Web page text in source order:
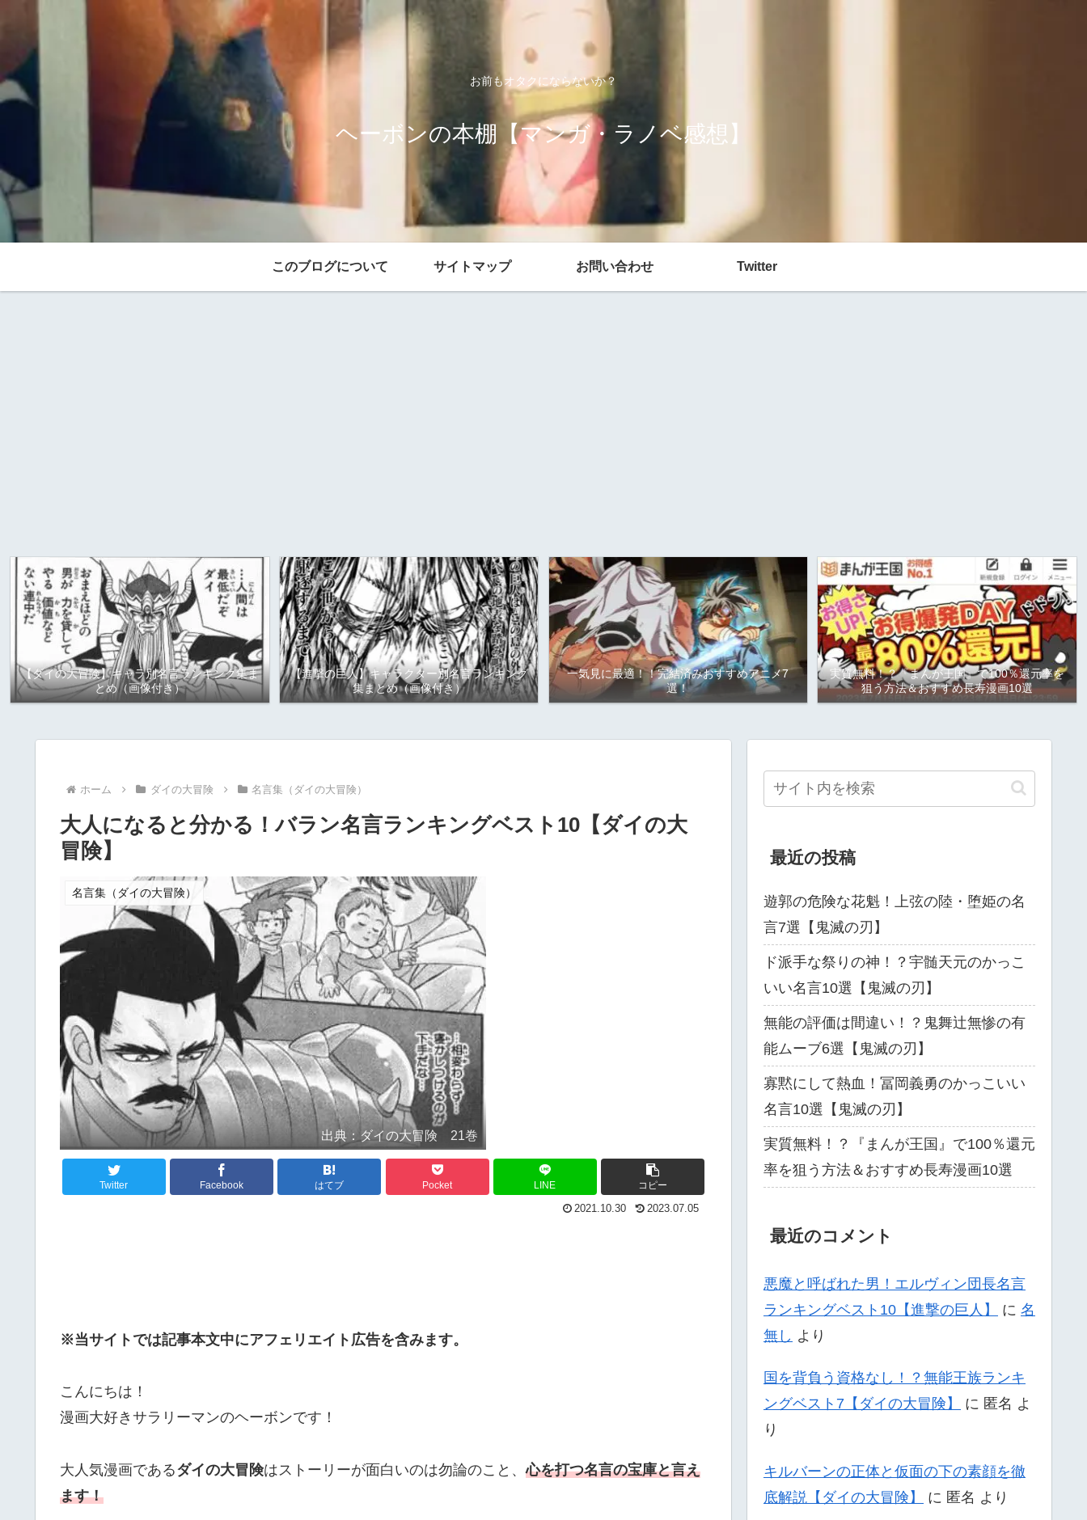
お前もオタクにならないか？
ヘーボンの本棚【マンガ・ラノベ感想】
このブログについて サイトマップ お問い合わせ Twitter
【ダイの大冒険】キャラ別名言ランキング集ま
とめ（画像付き）
【進撃の巨人】キャラクター別名言ランキング
集まとめ（画像付き）
一気見に最適！！完結済みおすすめアニメ7
選！
実質無料！？『まんが王国』で100％還元率を
狙う方法＆おすすめ長寿漫画10選
ホーム ダイの大冒険 名言集（ダイの大冒険）
大人になると分かる！バラン名言ランキングベスト10【ダイの大
冒険】
名言集（ダイの大冒険）
出典：ダイの大冒険 21巻
Twitter Facebook はてブ Pocket LINE コピー
2021.10.30 2023.07.05
※当サイトでは記事本文中にアフェリエイト広告を含みます。
こんにちは！
漫画大好きサラリーマンのヘーボンです！
大人気漫画であるダイの大冒険はストーリーが面白いのは勿論のこと、心を打つ名言の宝庫と言え
ます！
最近の投稿
遊郭の危険な花魁！上弦の陸・堕姫の名
言7選【鬼滅の刃】
ド派手な祭りの神！？宇髄天元のかっこ
いい名言10選【鬼滅の刃】
無能の評価は間違い！？鬼舞辻無惨の有
能ムーブ6選【鬼滅の刃】
寡黙にして熱血！冨岡義勇のかっこいい
名言10選【鬼滅の刃】
実質無料！？『まんが王国』で100％還元
率を狙う方法＆おすすめ長寿漫画10選
最近のコメント
悪魔と呼ばれた男！エルヴィン団長名言
ランキングベスト10【進撃の巨人】
に 名
無し より
国を背負う資格なし！？無能王族ランキ
ングベスト7【ダイの大冒険】
に 匿名 よ
り
キルバーンの正体と仮面の下の素顔を徹
底解説【ダイの大冒険】
に 匿名 より